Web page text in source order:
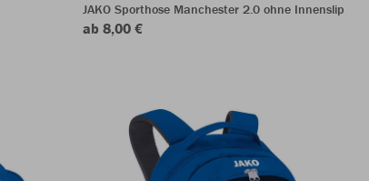
JAKO Sporthose Manchester 2.0 ohne Innenslip
ab 8,00 €